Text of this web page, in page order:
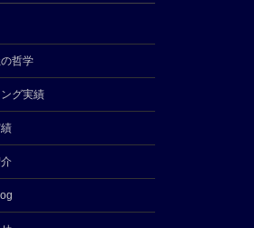
哲学
グ実績